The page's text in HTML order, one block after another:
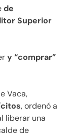
de
Superior
y “comprar”
Vaca,
, ordenó a
liberar una
de